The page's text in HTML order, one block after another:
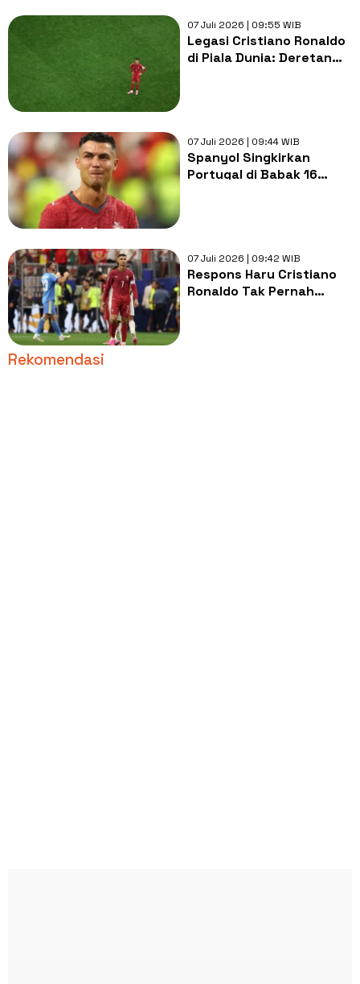
07 Juli 2026 | 09:55 WIB
Legasi Cristiano Ronaldo
di Piala Dunia: Deretan
07 Juli 2026 | 09:44 WIB
Spanyol Singkirkan
Portugal di Babak 16
07 Juli 2026 | 09:42 WIB
Respons Haru Cristiano
Ronaldo Tak Pernah
Rekomendasi